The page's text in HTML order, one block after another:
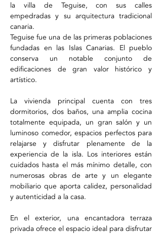
la villa de Teguise, con sus calles
empedradas y su arquitectura tradicional
canaria.
Teguise fue una de las primeras poblaciones
fundadas en las Islas Canarias. El pueblo
conserva un notable conjunto de
edificaciones de gran valor histórico y
artístico.
La vivienda principal cuenta con tres
dormitorios, dos baños, una amplia cocina
totalmente equipada, un gran salón y un
luminoso comedor, espacios perfectos para
relajarse y disfrutar plenamente de la
experiencia de la isla. Los interiores están
cuidados hasta el más mínimo detalle, con
numerosas obras de arte y un elegante
mobiliario que aporta calidez, personalidad
y autenticidad a la casa.
En el exterior, una encantadora terraza
privada ofrece el espacio ideal para disfrutar